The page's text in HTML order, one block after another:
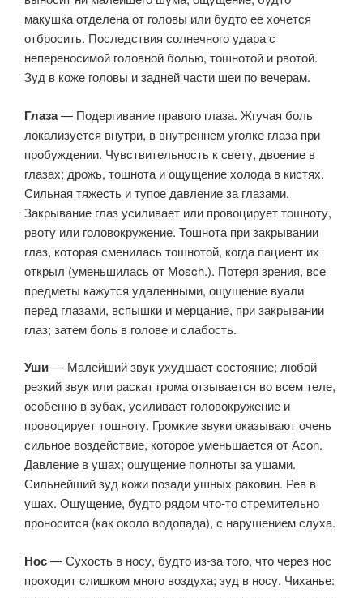
макушка отделена от головы или будто ее хочется
отбросить. Последствия солнечного удара с
непереносимой головной болью, тошнотой и рвотой.
Зуд в коже головы и задней части шеи по вечерам.
Глаза— Подергивание правого глаза. Жгучая боль
локализуется внутри, в внутреннем уголке глаза при
пробуждении. Чувствительность к свету, двоение в
глазах; дрожь, тошнота и ощущение холода в кистях.
Сильная тяжесть и тупое давление за глазами.
Закрывание глаз усиливает или провоцирует тошноту,
рвоту или головокружение. Тошнота при закрывании
глаз, которая сменилась тошнотой, когда пациент их
открыл (уменьшилась от Mosch.). Потеря зрения, все
предметы кажутся удаленными, ощущение вуали
перед глазами, вспышки и мерцание, при закрывании
глаз; затем боль в голове и слабость.
Уши— Малейший звук ухудшает состояние; любой
резкий звук или раскат грома отзывается во всем теле,
особенно в зубах, усиливает головокружение и
провоцирует тошноту. Громкие звуки оказывают очень
сильное воздействие, которое уменьшается от Асоn.
Давление в ушах; ощущение полноты за ушами.
Сильнейший зуд кожи позади ушных раковин. Рев в
ушах. Ощущение, будто рядом что-то стремительно
проносится (как около водопада), с нарушением слуха.
Нос— Сухость в носу, будто из-за того, что через нос
проходит слишком много воздуха; зуд в носу. Чиханье: